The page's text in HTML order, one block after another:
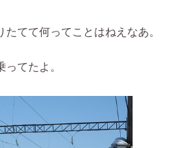
てて何ってことはねえなあ。
てたよ。